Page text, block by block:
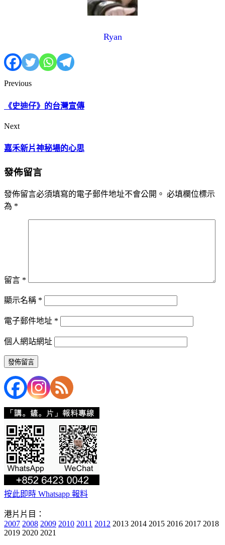
Ryan
Previous
《史迪仔》的台灣宣傳
Next
嘉禾新片神秘場的心思
發佈留言
發佈留言必須填寫的電子郵件地址不會公開。 必填欄位標示
為 *
留言 *
顯示名稱 *
電子郵件地址 *
個人網站網址
按此即時 Whatsapp 報料
港片片目：
2007 2008 2009 2010 2011 2012 2013 2014 2015 2016 2017 2018
2019 2020 2021